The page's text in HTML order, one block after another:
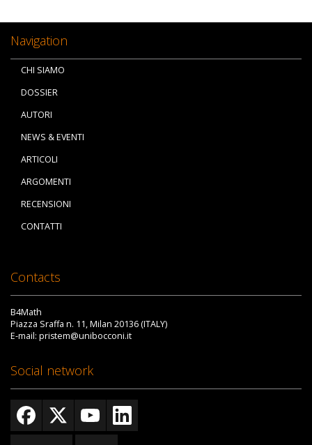
Navigation
CHI SIAMO
DOSSIER
AUTORI
NEWS & EVENTI
ARTICOLI
ARGOMENTI
RECENSIONI
CONTATTI
Contacts
B4Math
Piazza Sraffa n. 11, Milan 20136 (ITALY)
E-mail: pristem@unibocconi.it
Social network